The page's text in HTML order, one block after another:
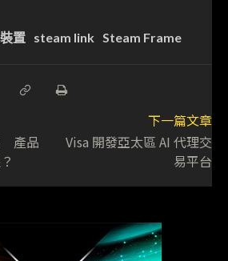
置 steam link Steam Frame
產品
下一篇文章
Visa 開發亞太區 AI 代理交
易平台